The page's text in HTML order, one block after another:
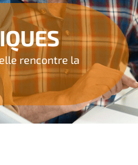
rencontre la